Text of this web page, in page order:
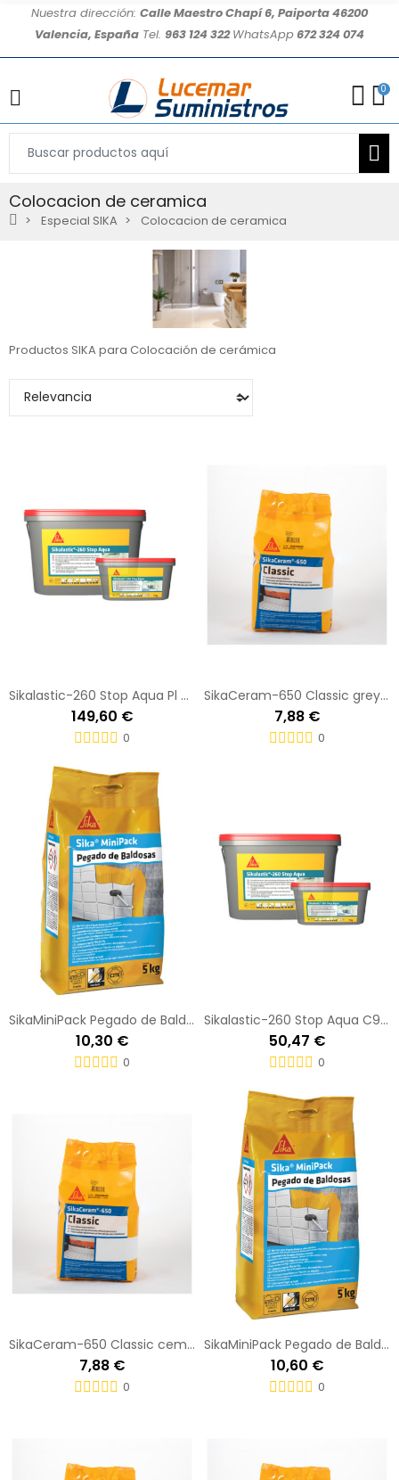
Nuestra dirección: Calle Maestro Chapí 6, Paiporta 46200
Valencia, España Tel. 963 124 322WhatsApp 672 324 074
0
Colocacion de ceramica
Especial SIKA Colocacion de ceramica
Productos SIKA para Colocación de cerámica
Sikalastic-260 Stop Aqua Pl 22KG
149,60 €
0
SikaCeram-650 Classic grey 5 KG Saco
7,88 €
0
SikaMiniPack Pegado de Baldosas grey 5 KG Saco
10,30 €
0
Sikalastic-260 Stop Aqua C9254 Pl 7KG
50,47 €
0
SikaCeram-650 Classic cemen 5 KG Saco
7,88 €
0
SikaMiniPack Pegado de Baldosas white 5 KG Saco
10,60 €
0